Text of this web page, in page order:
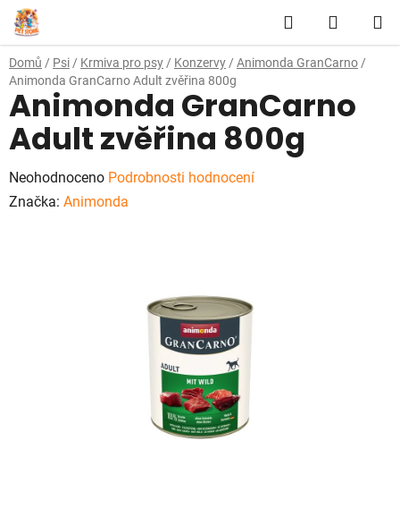
Přejít
na
obsah
Hledat
KOŠÍK
Domů / Psi / Krmiva pro psy / Konzervy / Animonda GranCarno /
Animonda GranCarno Adult zvěřina 800g
Animonda GranCarno
Adult zvěřina 800g
Průměrné
hodnocení
Neohodnoceno Podrobnosti hodnocení
Značka: Animonda